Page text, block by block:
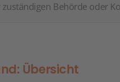
Behörde oder
Übersicht